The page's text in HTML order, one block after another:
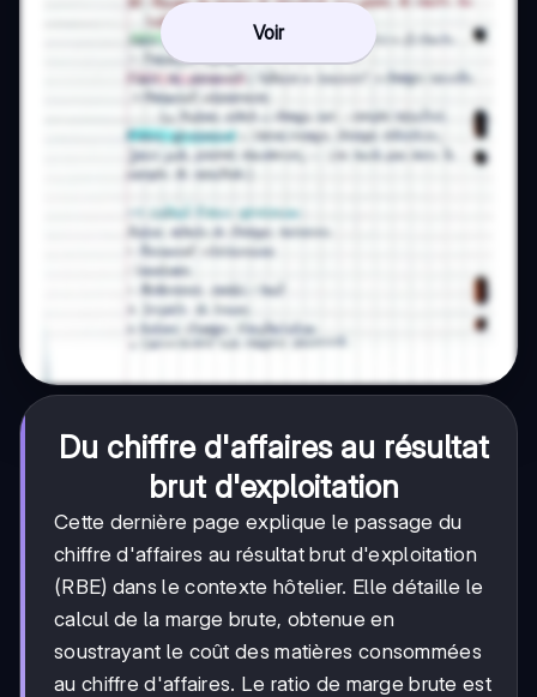
Voir
Du chiffre d'affaires au résultat
brut d'exploitation
Cette dernière page explique le passage du
chiffre d'affaires au résultat brut d'exploitation
(RBE) dans le contexte hôtelier. Elle détaille le
calcul de la marge brute, obtenue en
soustrayant le coût des matières consommées
au chiffre d'affaires. Le ratio de marge brute est